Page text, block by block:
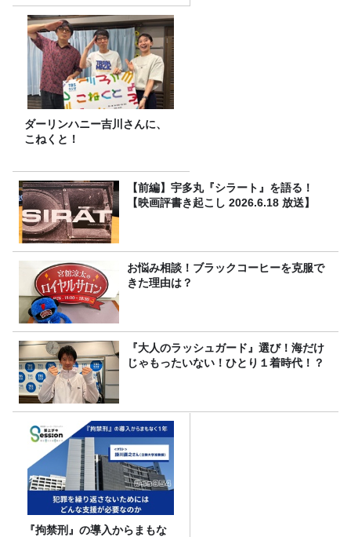
ダーリンハニー吉川さんに、
こねくと！
【前編】宇多丸『シラート』を語る！
【映画評書き起こし 2026.6.18 放送】
お悩み相談！ブラックコーヒーを克服で
きた理由は？
『大人のラッシュガード』選び！海だけ
じゃもったいない！ひとり１着時代！？
『拘禁刑』の導入からまもな